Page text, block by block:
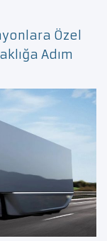
Özel
Adım